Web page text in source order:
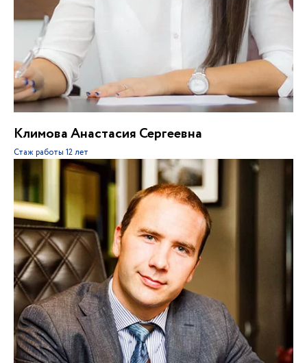
Климова Анастасия Сергеевна
Стаж работы 12 лет